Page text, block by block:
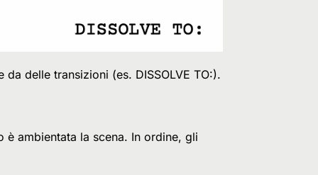
delle transizioni (es. DISSOLVE TO:).
è ambientata la scena. In ordine, gli